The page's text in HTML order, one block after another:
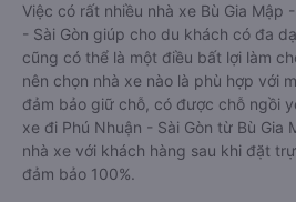
Việc có rất nhiều nhà xe Bù Gia Mập
- Sài Gòn giúp cho du khách có đa
cũng có thể là một điều bất lợi làm
nên chọn nhà xe nào là phù hợp với
đảm bảo giữ chỗ, có được chỗ ngồi
xe đi Phú Nhuận - Sài Gòn từ Bù Gia
nhà xe với khách hàng sau khi đặt
đảm bảo 100%.